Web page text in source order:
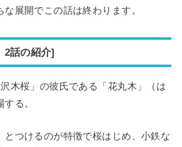
展開でこの話は終わります。
話の紹介]
木桜」の彼氏である「花丸木」（は
る。
とつけるのが特徴で桜はじめ、小鉄な